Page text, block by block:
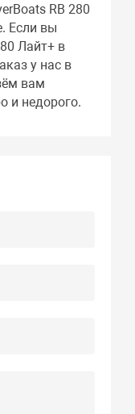
RB 280
Если вы
Лайт+ в
у нас в
вам
и недорого.